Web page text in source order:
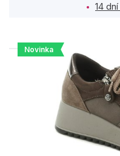
14
Novinka